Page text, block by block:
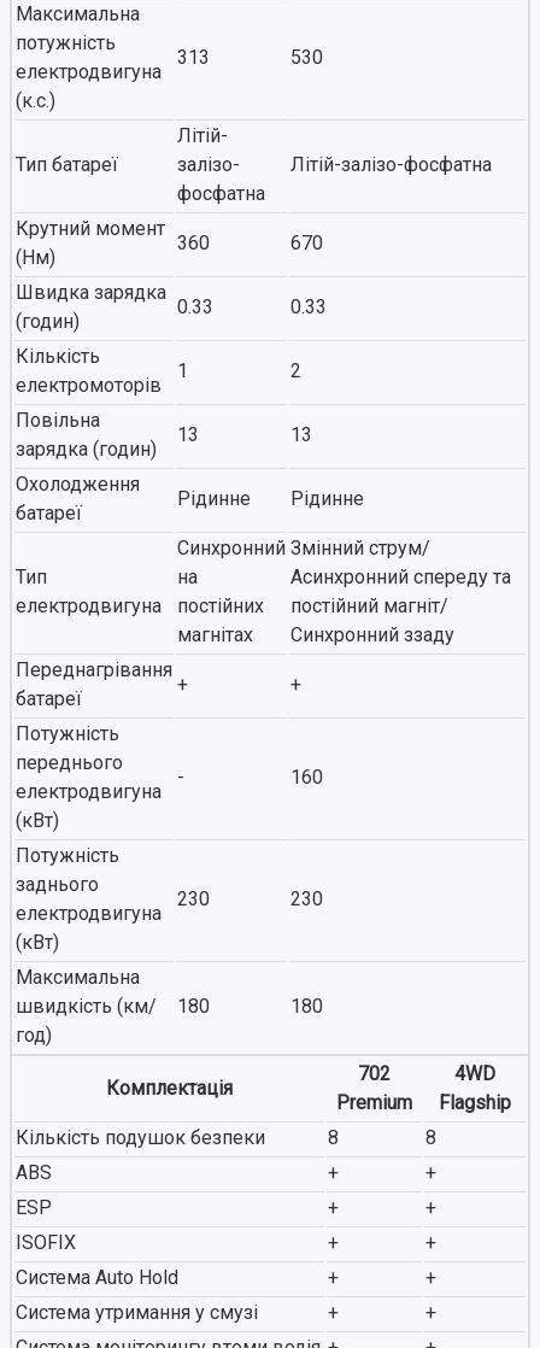
Максимальна
потужність
електродвигуна
(к.с.)
313 530
Тип батареї
Літій-
залізо-
фосфатна
Літій-залізо-фосфатна
Крутний момент
(Нм)
360 670
Швидка зарядка
(годин)
0.33 0.33
Кількість
електромоторів
1 2
Повільна
зарядка (годин)
13 13
Охолодження
батареї
Рідинне Рідинне
Тип
електродвигуна
Синхронний
на
постійних
магнітах
Змінний струм/
Асинхронний спереду та
постійний магніт/
Синхронний ззаду
Переднагрівання
батареї
+ +
Потужність
переднього
електродвигуна
(кВт)
- 160
Потужність
заднього
електродвигуна
(кВт)
230 230
Максимальна
швидкість (км/
год)
180 180
Комплектація
702
Premium
4WD
Flagship
Кількість подушок безпеки
8
8
ABS
+
+
ESP
+
+
ISOFIX
+
+
Система Auto Hold
+
+
Система утримання у смузі
+
+